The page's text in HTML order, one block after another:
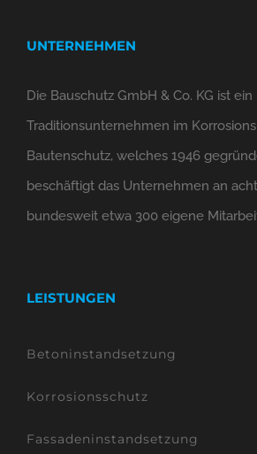
UNTERNEHMEN
Die Bauschutz GmbH & Co. KG ist
Traditionsunternehmen im
Bautenschutz, welches 1946
beschäftigt das Unternehmen an
bundesweit etwa 300 eigene
LEISTUNGEN
Betoninstandsetzung
Korrosionsschutz
Fassadeninstandsetzung